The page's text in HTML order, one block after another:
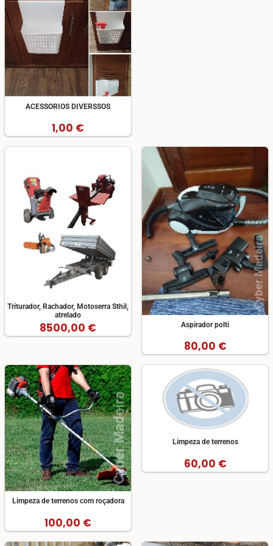
ACESSORIOS DIVERSSOS
1,00 €
Triturador, Rachador, Motoserra Sthil,
atrelado
8500,00 € Aspirador polti
80,00 €
Limpeza de terrenos com roçadora
100,00 €
Limpeza de terrenos
60,00 €